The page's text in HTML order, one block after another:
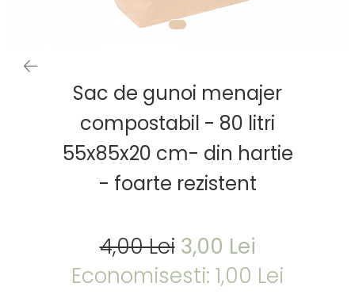
Sac de gunoi menajer
compostabil - 80 litri
55x85x20 cm- din hartie
- foarte rezistent
4,00 Lei 3,00 Lei
Economisesti: 1,00 Lei